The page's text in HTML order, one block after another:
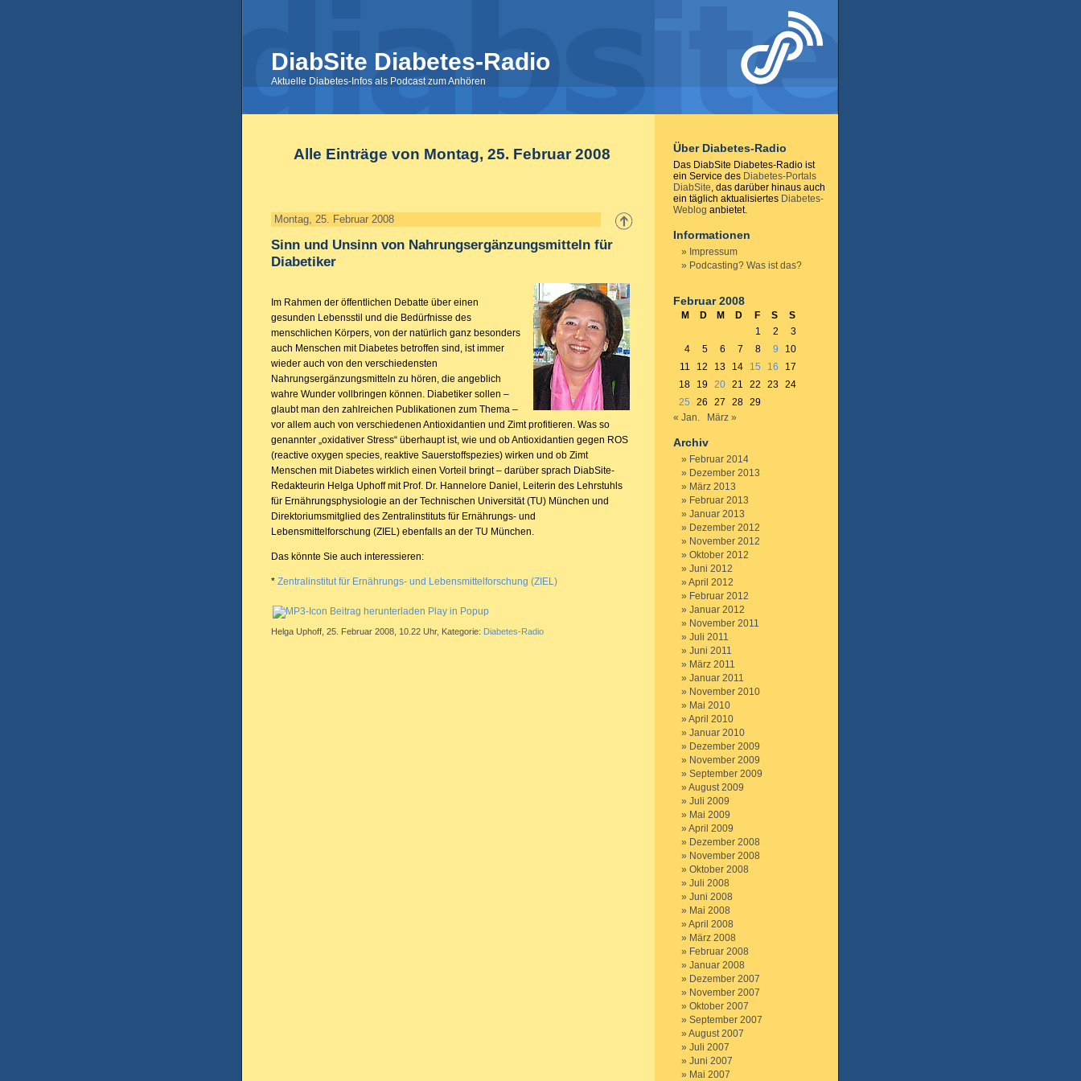
DiabSite Diabetes-Radio
Aktuelle Diabetes-Infos als Podcast zum Anhören
Alle Einträge von Montag, 25. Februar 2008
Montag, 25. Februar 2008
Sinn und Unsinn von Nahrungsergänzungsmitteln für
Diabetiker
Im Rahmen der öffentlichen Debatte über einen
gesunden Lebensstil und die Bedürfnisse des
menschlichen Körpers, von der natürlich ganz besonders
auch Menschen mit Diabetes betroffen sind, ist immer
wieder auch von den verschiedensten
Nahrungsergänzungsmitteln zu hören, die angeblich
wahre Wunder vollbringen können. Diabetiker sollen –
glaubt man den zahlreichen Publikationen zum Thema –
vor allem auch von verschiedenen Antioxidantien und Zimt profitieren. Was so
genannter „oxidativer Stress“ überhaupt ist, wie und ob Antioxidantien gegen ROS
(reactive oxygen species, reaktive Sauerstoffspezies) wirken und ob Zimt
Menschen mit Diabetes wirklich einen Vorteil bringt – darüber sprach DiabSite-
Redakteurin Helga Uphoff mit Prof. Dr. Hannelore Daniel, Leiterin des Lehrstuhls
für Ernährungsphysiologie an der Technischen Universität (TU) München und
Direktoriumsmitglied des Zentralinstituts für Ernährungs- und
Lebensmittelforschung (ZIEL) ebenfalls an der TU München.
Das könnte Sie auch interessieren:
* Zentralinstitut für Ernährungs- und Lebensmittelforschung (ZIEL)
Beitrag herunterladen Play in Popup
Helga Uphoff, 25. Februar 2008, 10.22 Uhr, Kategorie: Diabetes-Radio
Über Diabetes-Radio
Das DiabSite Diabetes-Radio ist
ein Service des Diabetes-Portals
DiabSite, das darüber hinaus auch
ein täglich aktualisiertes Diabetes-
Weblog anbietet.
Informationen
Impressum
Podcasting? Was ist das?
Februar 2008
M D M D F S
S
1
2
3
4
5 6 7 8 9
10
11
12 13 14 15 16
17
18
19 20 21 22 23 24
25
26 27 28 29
« Jan.
März »
Archiv
Februar 2014
Dezember 2013
März 2013
Februar 2013
Januar 2013
Dezember 2012
November 2012
Oktober 2012
Juni 2012
April 2012
Februar 2012
Januar 2012
November 2011
Juli 2011
Juni 2011
März 2011
Januar 2011
November 2010
Mai 2010
April 2010
Januar 2010
Dezember 2009
November 2009
September 2009
August 2009
Juli 2009
Mai 2009
April 2009
Dezember 2008
November 2008
Oktober 2008
Juli 2008
Juni 2008
Mai 2008
April 2008
März 2008
Februar 2008
Januar 2008
Dezember 2007
November 2007
Oktober 2007
September 2007
August 2007
Juli 2007
Juni 2007
Mai 2007